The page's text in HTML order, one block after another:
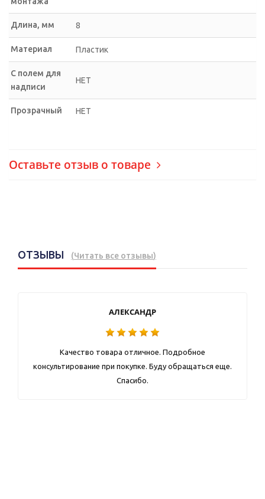
Длина, мм 8
Материал Пластик
С полем для
надписи
НЕТ
Прозрачный НЕТ
Оставьте отзыв о товаре
ОТЗЫВЫ (Читать все отзывы)
АЛЕКСАНДР
Качество товара отличное. Подробное
консультирование при покупке. Буду обращаться еще.
Спасибо.